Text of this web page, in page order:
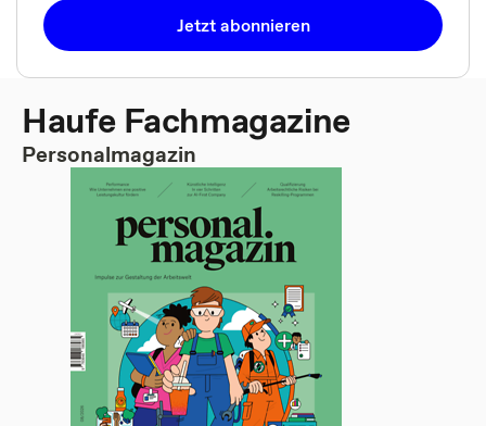
Jetzt abonnieren
Haufe Fachmagazine
Personalmagazin